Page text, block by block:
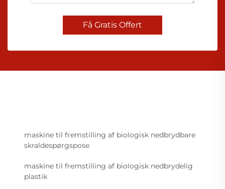
Få Gratis Offert
maskine til fremstilling af biologisk nedbrydbare
skraldespørgspose
maskine til fremstilling af biologisk nedbrydelig
plastik